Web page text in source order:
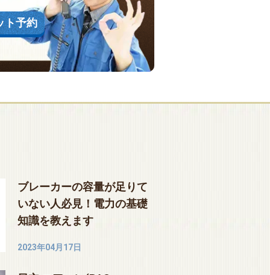
ト予約
ブレーカーの容量が足りて
いない人必見！電力の基礎
知識を教えます
2023年04月17日